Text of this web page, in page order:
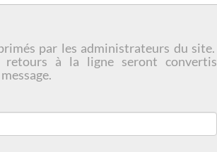
par les administrateurs du site.
retours à la ligne seront convertis